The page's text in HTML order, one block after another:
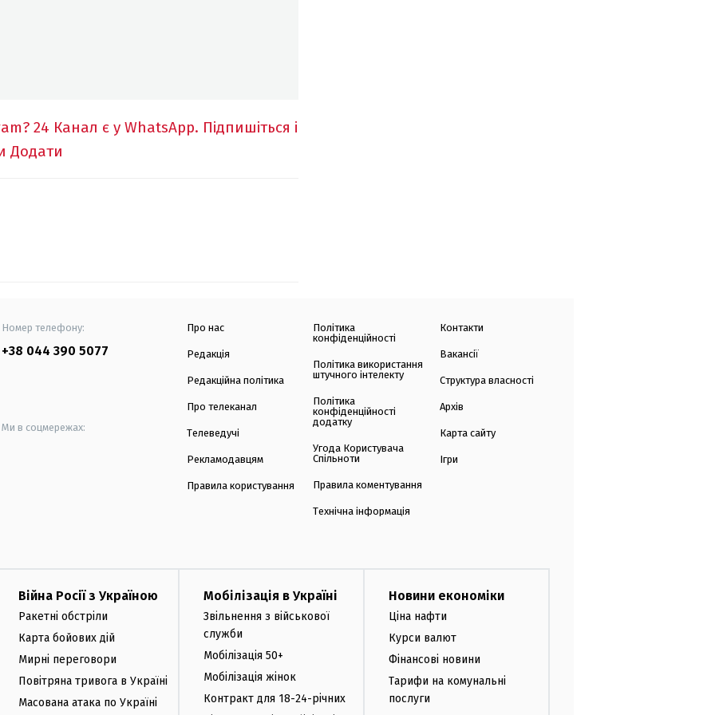
24 Канал є у WhatsApp. Підпишіться і
Додати
Номер телефону:
+38 044 390 5077
Ми в соцмережах:
Про нас
Редакція
Редакційна політика
Про телеканал
Телеведучі
Рекламодавцям
Правила користування
Політика
конфіденційності
Політика використання
штучного інтелекту
Політика
конфіденційності
додатку
Угода Користувача
Спільноти
Правила коментування
Технічна інформація
Контакти
Вакансії
Структура власності
Архів
Карта сайту
Ігри
Війна Росії з Україною
Ракетні обстріли
Карта бойових дій
Мирні переговори
Повітряна тривога в Україні
Масована атака по Україні
Мобілізація в Україні
Звільнення з військової
служби
Мобілізація 50+
Мобілізація жінок
Контракт для 18-24-річних
Новини економіки
Ціна нафти
Курси валют
Фінансові новини
Тарифи на комунальні
послуги